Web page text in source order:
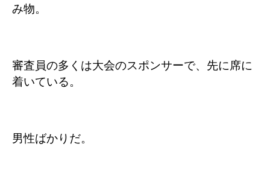
み物。
審査員の多くは大会のスポンサーで、先に席に
着いている。
男性ばかりだ。